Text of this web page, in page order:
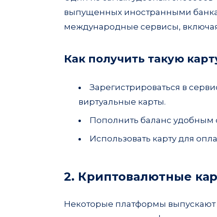
Whatsapp
выпущенных иностранными
международные сервисы,
Как получить такую
Зарегистрироваться в
виртуальные карты.
Пополнить баланс удобным
Использовать карту для
2. Криптовалютные
Некоторые платформы